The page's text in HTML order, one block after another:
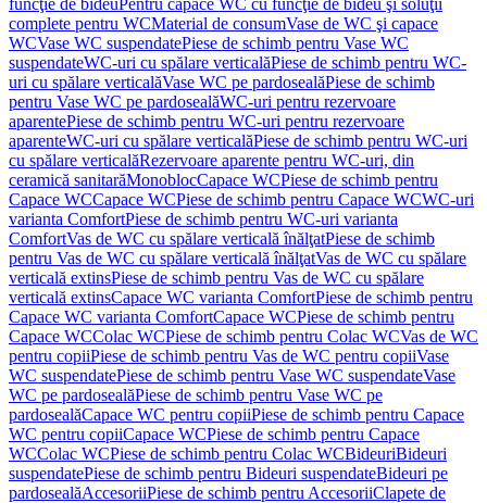
funcţie de bideuPentru capace WC cu funcţie de bideu şi soluţii
complete pentru WCMaterial de consumVase de WC şi capace
WCVase WC suspendatePiese de schimb pentru Vase WC
suspendateWC-uri cu spălare verticalăPiese de schimb pentru WC-
uri cu spălare verticalăVase WC pe pardosealăPiese de schimb
pentru Vase WC pe pardosealăWC-uri pentru rezervoare
aparentePiese de schimb pentru WC-uri pentru rezervoare
aparenteWC-uri cu spălare verticalăPiese de schimb pentru WC-uri
cu spălare verticalăRezervoare aparente pentru WC-uri, din
ceramică sanitarăMonoblocCapace WCPiese de schimb pentru
Capace WCCapace WCPiese de schimb pentru Capace WCWC-uri
varianta ComfortPiese de schimb pentru WC-uri varianta
ComfortVas de WC cu spălare verticală înălţatPiese de schimb
pentru Vas de WC cu spălare verticală înălţatVas de WC cu spălare
verticală extinsPiese de schimb pentru Vas de WC cu spălare
verticală extinsCapace WC varianta ComfortPiese de schimb pentru
Capace WC varianta ComfortCapace WCPiese de schimb pentru
Capace WCColac WCPiese de schimb pentru Colac WCVas de WC
pentru copiiPiese de schimb pentru Vas de WC pentru copiiVase
WC suspendatePiese de schimb pentru Vase WC suspendateVase
WC pe pardosealăPiese de schimb pentru Vase WC pe
pardosealăCapace WC pentru copiiPiese de schimb pentru Capace
WC pentru copiiCapace WCPiese de schimb pentru Capace
WCColac WCPiese de schimb pentru Colac WCBideuriBideuri
suspendatePiese de schimb pentru Bideuri suspendateBideuri pe
pardosealăAccesoriiPiese de schimb pentru AccesoriiClapete de